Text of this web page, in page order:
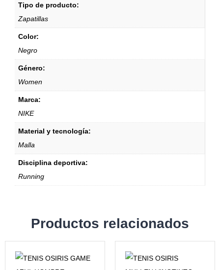
Tipo de producto:
Zapatillas
Color:
Negro
Género:
Women
Marca:
NIKE
Material y tecnología:
Malla
Disciplina deportiva:
Running
Productos relacionados